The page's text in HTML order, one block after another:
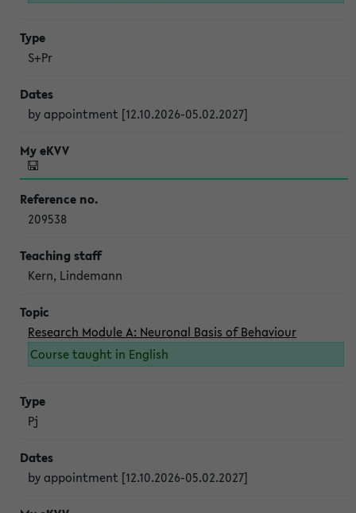
S+Pr
by appointment [12.10.2026-05.02.2027]
209538
Kern, Lindemann
Research Module A: Neuronal Basis of Behaviour
Course taught in English
Pj
by appointment [12.10.2026-05.02.2027]